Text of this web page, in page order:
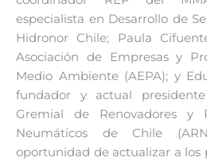
especialista en Desarrollo de
Hidronor Chile; Paula
Asociación de Empresas y
Medio Ambiente (AEPA); y
fundador y actual
Gremial de Renovadores y
Neumáticos de Chile
oportunidad de actualizar a los